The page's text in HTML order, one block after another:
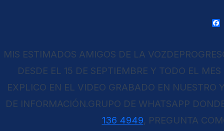
MIS ESTIMADOS AMIGOS DE LA
DESDE EL 15 DE SEPTIEMBRE Y TODO EL
EXPLICO EN EL VIDEO GRABADO EN NUESTRO
DE INFORMACIÓN.GRUPO DE WHATSAPP
136 4949, PREGUNTA